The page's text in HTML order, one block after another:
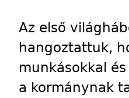
Az első
hangoztattuk,
munkásokkal
a kormánynak